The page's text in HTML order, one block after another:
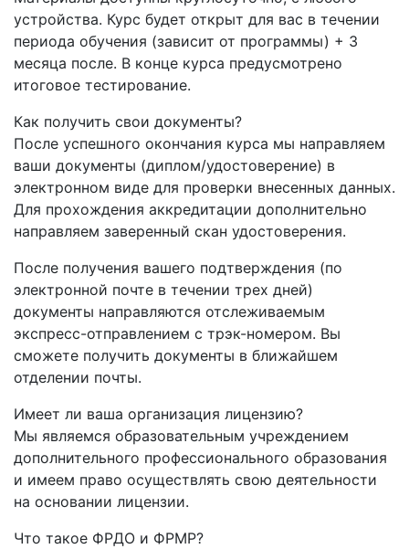
устройства. Курс будет открыт для вас в течении
периода обучения (зависит от программы) + 3
месяца после. В конце курса предусмотрено
итоговое тестирование.
Как получить свои документы?
После успешного окончания курса мы направляем
ваши документы (диплом/удостоверение) в
электронном виде для проверки внесенных данных.
Для прохождения аккредитации дополнительно
направляем заверенный скан удостоверения.
После получения вашего подтверждения (по
электронной почте в течении трех дней)
документы направляются отслеживаемым
экспресс-отправлением с трэк-номером. Вы
сможете получить документы в ближайшем
отделении почты.
Имеет ли ваша организация лицензию?
Мы являемся образовательным учреждением
дополнительного профессионального образования
и имеем право осуществлять свою деятельности
на основании лицензии.
Что такое ФРДО и ФРМР?